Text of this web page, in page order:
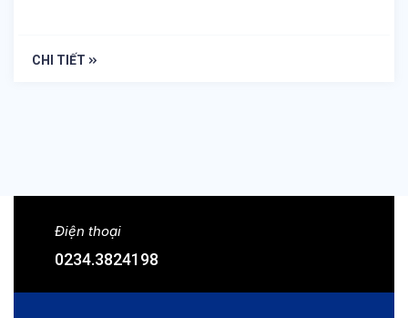
CHI TIẾT
Điện thoại
0234.3824198